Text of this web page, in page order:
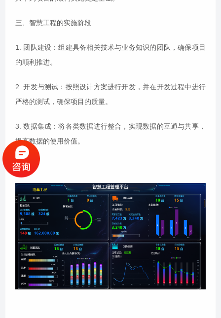
三、智慧工程的实施阶段
1. 团队建设：组建具备相关技术与业务知识的团队，确保项目
的顺利推进。
2. 开发与测试：按照设计方案进行开发，并在开发过程中进行
严格的测试，确保项目的质量。
3. 数据集成：将各类数据进行整合，实现数据的互通与共享，
提高数据的使用价值。